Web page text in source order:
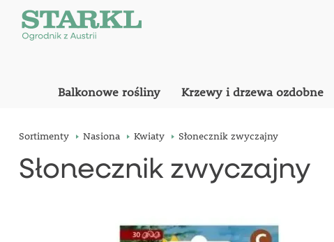
Balkonowe rośliny Krzewy i drzewa ozdobne
Sortimenty Nasiona Kwiaty Słonecznik zwyczajny
Słonecznik zwyczajny